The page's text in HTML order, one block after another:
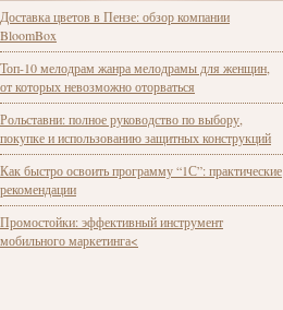
Доставка цветов в Пензе: обзор компании
BloomBox
Топ-10 мелодрам жанра мелодрамы для женщин,
от которых невозможно оторваться
Рольставни: полное руководство по выбору,
покупке и использованию защитных конструкций
Как быстро освоить программу “1С”: практические
рекомендации
Промостойки: эффективный инструмент
мобильного маркетинга<